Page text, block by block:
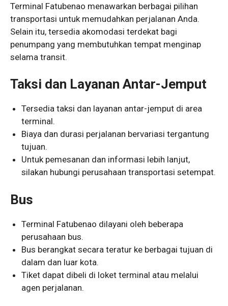
Terminal Fatubenao menawarkan berbagai pilihan
transportasi untuk memudahkan perjalanan Anda.
Selain itu, tersedia akomodasi terdekat bagi
penumpang yang membutuhkan tempat menginap
selama transit.
Taksi dan Layanan Antar-Jemput
Tersedia taksi dan layanan antar-jemput di area
terminal.
Biaya dan durasi perjalanan bervariasi tergantung
tujuan.
Untuk pemesanan dan informasi lebih lanjut,
silakan hubungi perusahaan transportasi setempat.
Bus
Terminal Fatubenao dilayani oleh beberapa
perusahaan bus.
Bus berangkat secara teratur ke berbagai tujuan di
dalam dan luar kota.
Tiket dapat dibeli di loket terminal atau melalui
agen perjalanan.